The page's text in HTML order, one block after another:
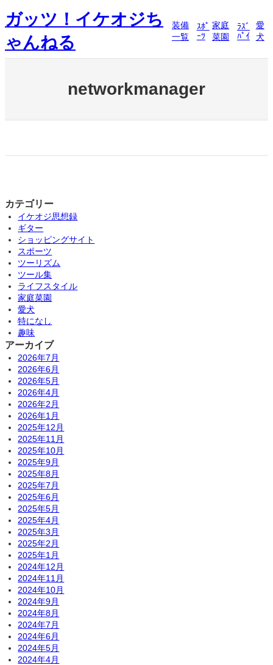
容
ス
キ
ガッツ！イケオジち
ゃんねる
装備
一覧
ｽﾎﾟ
ｰﾂ
家庭
菜園
ﾗｽﾞ
ﾊﾟｲ
愛
犬
networkmanager
カテゴリー
イケオジ思想録
ギター
ショッピングサイト
スポーツ
ツーリズム
ツール集
ライフスタイル
家庭菜園
愛犬
特になし
趣味
アーカイブ
2026年7月
2026年6月
2026年5月
2026年4月
2026年2月
2026年1月
2025年12月
2025年11月
2025年10月
2025年9月
2025年8月
2025年7月
2025年6月
2025年5月
2025年4月
2025年3月
2025年2月
2025年1月
2024年12月
2024年11月
2024年10月
2024年9月
2024年8月
2024年7月
2024年6月
2024年5月
2024年4月